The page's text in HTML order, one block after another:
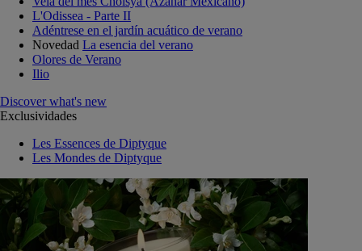
L'Odissea - Parte II
Adéntrese en el jardín acuático de verano
Novedad La esencia del verano
Olores de Verano
Ilio
Discover what's new
Exclusividades
Les Essences de Diptyque
Les Mondes de Diptyque